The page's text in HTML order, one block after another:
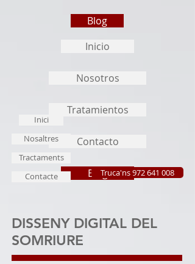
Blog
Inicio
Nosotros
Tratamientos
Contacto
Blog
Inici
Nosaltres
Tractaments
Contacte
Truca'ns 972 641 008
DISSENY DIGITAL DEL
SOMRIURE